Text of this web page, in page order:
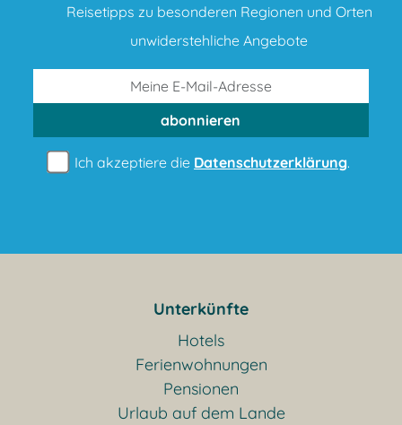
Reisetipps zu besonderen Regionen und Orten
unwiderstehliche Angebote
abonnieren
Ich akzeptiere die Datenschutzerklärung.
Unterkünfte
Hotels
Ferienwohnungen
Pensionen
Urlaub auf dem Lande